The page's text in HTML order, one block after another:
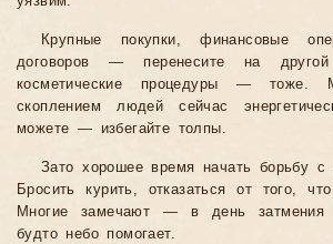
Крупные покупки, финансовые
договоров — перенесите на
косметические процедуры — тоже.
скоплением людей сейчас
можете — избегайте толпы.
Зато хорошее время начать борьбу с
Бросить курить, отказаться от того,
Многие замечают — в день затмения
будто небо помогает.